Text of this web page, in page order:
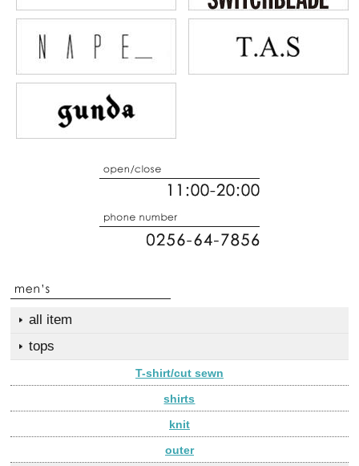
all item
tops
T-shirt/cut sewn
shirts
knit
outer